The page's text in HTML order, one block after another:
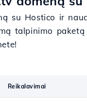
su Hostico ir
talpinimo
Reikalavimai